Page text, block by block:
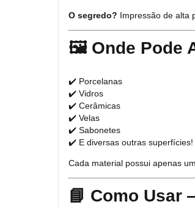
O segredo? Impressão de alta
🖼️ Onde Pode
✔️ Porcelanas
✔️ Vidros
✔️ Cerâmicas
✔️ Velas
✔️ Sabonetes
✔️ E diversas outras superfícies!
Cada material possui apenas
📘 Como Usar